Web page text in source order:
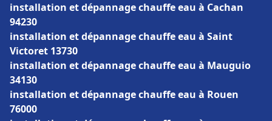
installation et dépannage chauffe eau à Cachan
94230
installation et dépannage chauffe eau à Saint
Victoret 13730
installation et dépannage chauffe eau à Mauguio
34130
installation et dépannage chauffe eau à Rouen
76000